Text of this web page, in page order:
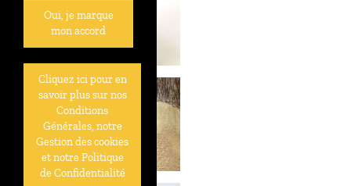
Oui, je marque
mon accord
Cliquez ici pour en
savoir plus sur nos
Conditions
Générales, notre
Gestion des cookies
et notre Politique
de Confidentialité